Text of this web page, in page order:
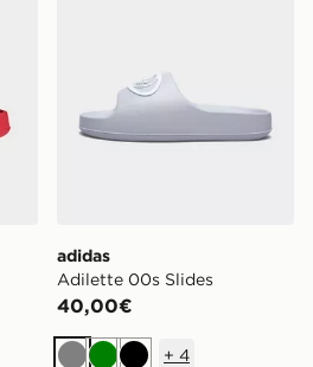
adidas
Adilette 00s Slides
40,00€
+ 4